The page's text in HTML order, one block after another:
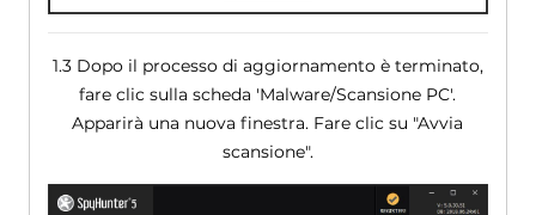
1.3 Dopo il processo di aggiornamento è terminato,
fare clic sulla scheda 'Malware/Scansione PC'.
Apparirà una nuova finestra. Fare clic su "Avvia
scansione".